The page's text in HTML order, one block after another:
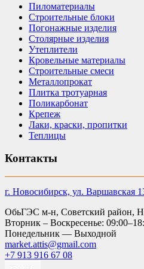
Пиломатериалы
Строительные блоки
Погонажные изделия
Столярные изделия
Утеплители
Кровельные материалы
Строительные смеси
Металлопрокат
Плитка тротуарная
Поликарбонат
Крепеж
Лаки, краски, пропитки
Теплицы
Контакты
г. Новосибирск, ул. Варшавская
ОбьГЭС м-н, Советский район,
Вторник – Воскресенье:
Понедельник — Выходной
market.attis@gmail.com
+7 913 916 67 08